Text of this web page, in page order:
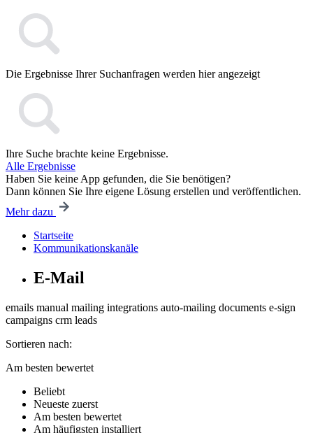
Die Ergebnisse Ihrer Suchanfragen werden hier angezeigt
Ihre Suche brachte keine Ergebnisse.
Alle Ergebnisse
Haben Sie keine App gefunden, die Sie benötigen?
Dann können Sie Ihre eigene Lösung erstellen und veröffentlichen.
Mehr dazu
Startseite
Kommunikationskanäle
E-Mail
emails manual mailing integrations auto-mailing documents e-sign
campaigns crm leads
Sortieren nach:
Am besten bewertet
Beliebt
Neueste zuerst
Am besten bewertet
Am häufigsten installiert